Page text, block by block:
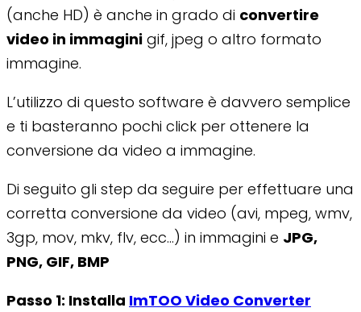
(anche HD) è anche in grado di convertire
video in immagini gif, jpeg o altro formato
immagine.
L’utilizzo di questo software è davvero semplice
e ti basteranno pochi click per ottenere la
conversione da video a immagine.
Di seguito gli step da seguire per effettuare una
corretta conversione da video (avi, mpeg, wmv,
3gp, mov, mkv, flv, ecc…) in immagini e JPG,
PNG, GIF, BMP
Passo 1: Installa ImTOO Video Converter